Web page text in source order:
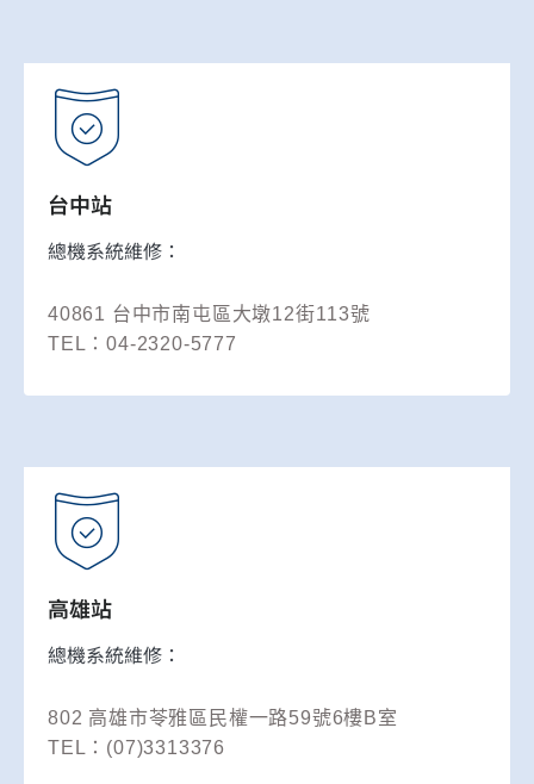
台中站
總機系統維修：
40861 台中市南屯區大墩12街113號
TEL：04-2320-5777
高雄站
總機系統維修：
802 高雄市苓雅區民權一路59號6樓B室
TEL：(07)3313376